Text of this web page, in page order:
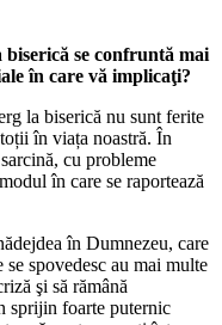
se confruntă mai
în care vă implicaţi?
la biserică nu sunt ferite
în viața noastră. În
cu probleme
în care se raportează
în Dumnezeu, care
spovedesc au mai multe
şi să rămână
sprijin foarte puternic